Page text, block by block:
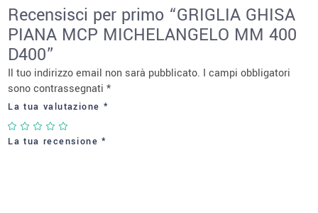
Recensisci per primo “GRIGLIA GHISA
PIANA MCP MICHELANGELO MM 400
D400”
Il tuo indirizzo email non sarà pubblicato. I campi obbligatori
sono contrassegnati*
La tua valutazione *
La tua recensione*